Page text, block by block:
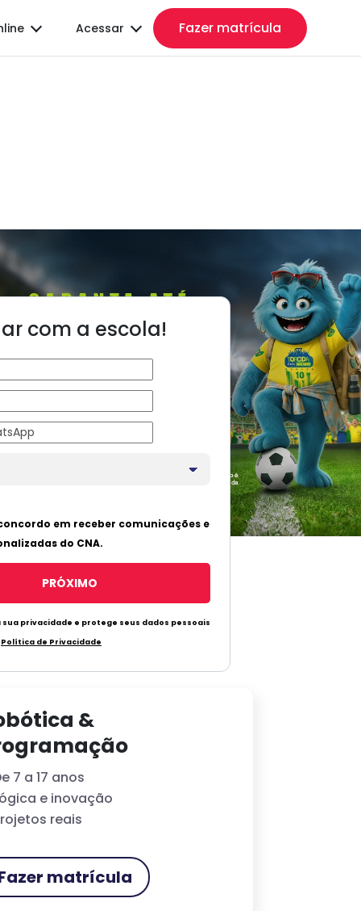
Acessar Fazer matrícula
com a escola!
&
7 a 17 anos
e inovação
reais
matrícula